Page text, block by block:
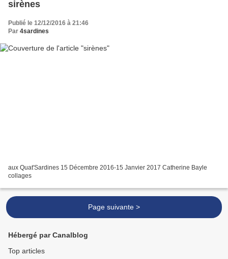
sirènes
Publié le 12/12/2016 à 21:46
Par 4sardines
aux Quat'Sardines 15 Décembre 2016-15 Janvier 2017 Catherine Bayle
collages
Page suivante >
Hébergé par Canalblog
Top articles